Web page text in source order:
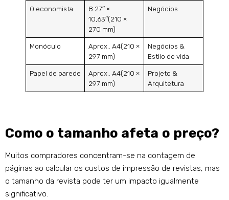
O economista
8.27″ ×
10,63″(210 ×
270 mm)
Negócios
Monóculo
Aprox.. A4(210 ×
297 mm)
Negócios &
Estilo de vida
Papel de parede
Aprox.. A4(210 ×
297 mm)
Projeto &
Arquitetura
Como o tamanho afeta o preço?
Muitos compradores concentram-se na contagem de
páginas ao calcular os custos de impressão de revistas, mas
o tamanho da revista pode ter um impacto igualmente
significativo.